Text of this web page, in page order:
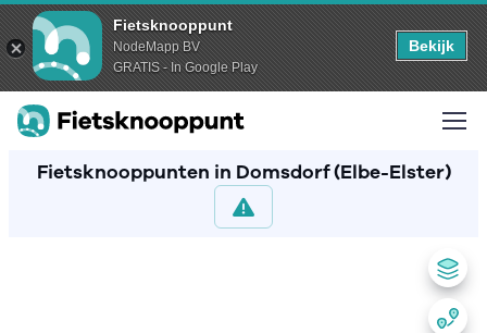
Fietsknooppunt
NodeMapp BV
GRATIS - In Google Play
Bekijk
Fietsknooppunten in Domsdorf (Elbe-Elster)